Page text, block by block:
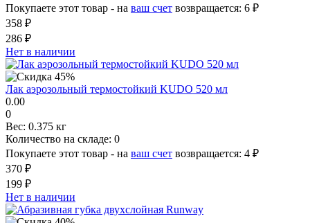
Покупаете этот товар - на ваш счет возвращается: 6 ₽
358 ₽
286 ₽
Нет в наличии
Лак аэрозольный термостойкий KUDO 520 мл
0.00
0
Вес: 0.375 кг
Количество на складе: 0
Покупаете этот товар - на ваш счет возвращается: 4 ₽
370 ₽
199 ₽
Нет в наличии